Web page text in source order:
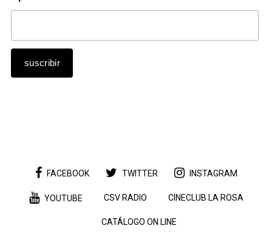
FACEBOOK TWITTER INSTAGRAM
YOUTUBE CSV RADIO CINECLUB LA ROSA
CATÁLOGO ON LINE